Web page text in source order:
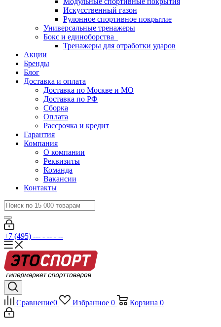
Искусственный газон
Рулонное спортивное покрытие
Универсальные тренажеры
Бокс и единоборства
Тренажеры для отработки ударов
Акции
Бренды
Блог
Доставка и оплата
Доставка по Москве и МО
Доставка по РФ
Сборка
Оплата
Рассрочка и кредит
Гарантия
Компания
О компании
Реквизиты
Команда
Вакансии
Контакты
+7 (495) --- - -- - --
Сравнение0 Избранное 0 Корзина 0